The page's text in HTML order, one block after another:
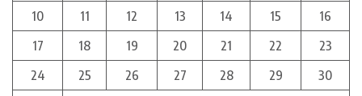
10
11 12 13 14 15
16
17
18 19 20 21 22
23
24
25 26 27 28 29
30